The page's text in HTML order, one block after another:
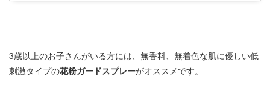
3歳以上のお子さんがいる方には、無香料、無着色な肌に優しい低
刺激タイプの花粉ガードスプレーがオススメです。